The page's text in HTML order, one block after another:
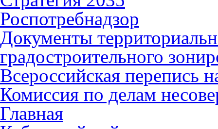
Роспотребнадзор
Документы
градостроительного
Всероссийская перепись
Комиссия по делам
Главная